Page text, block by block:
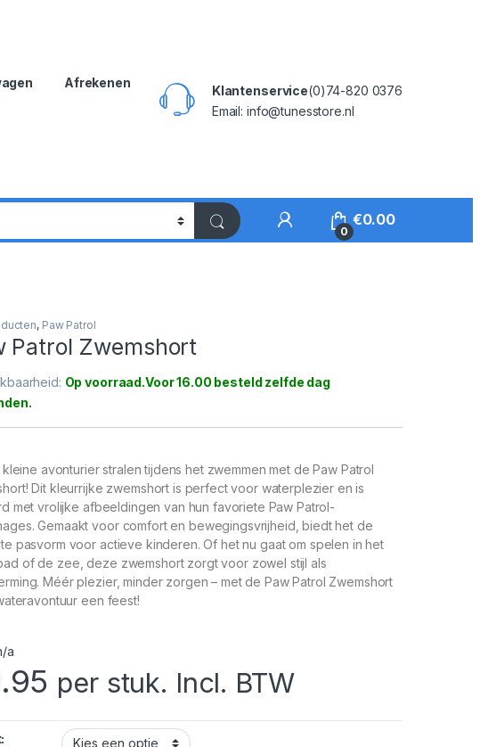
Afrekenen
Klantenservice(0)74-820 0376
Email: info@tunesstore.nl
My Account
0
€0.00
, Paw Patrol
Patrol Zwemshort
Op voorraad
kleine avonturier stralen tijdens het zwemmen met de Paw Patrol
Dit kleurrijke zwemshort is perfect voor waterplezier en is
met vrolijke afbeeldingen van hun favoriete Paw Patrol-
Gemaakt voor comfort en bewegingsvrijheid, biedt het de
pasvorm voor actieve kinderen. Of het nu gaat om spelen in het
of de zee, deze zwemshort zorgt voor zowel stijl als
Méér plezier, minder zorgen – met de Paw Patrol Zwemshort
een feest!
a
per stuk. Incl. BTW